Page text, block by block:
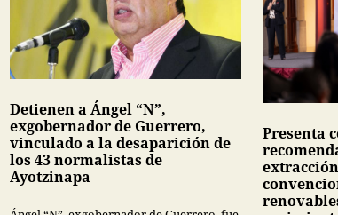
Detienen a Ángel “N”,
exgobernador de Guerrero,
vinculado a la desaparición de
los 43 normalistas de
Ayotzinapa
Presenta